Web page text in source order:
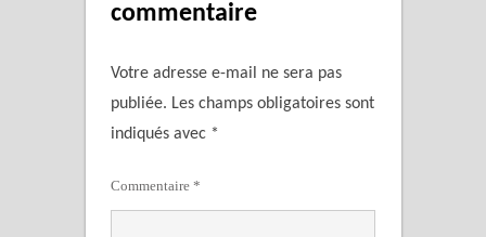
commentaire
Votre adresse e-mail ne sera pas
publiée. Les champs obligatoires sont
indiqués avec *
Commentaire *